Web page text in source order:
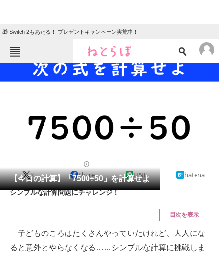
🎁 Switch 2もあたる！ プレゼントキャンペーン実施中！
ねとらぼメニュー
TOP ニュース
地域
教育・育児
会員記事
ITの今と未来を見通す
【今日の計算】「7500÷50」を計算せよ
X Share LINE hatena
シンプルな計算問題にチャレンジ！
目次を表示
子どものころはたくさんやっていたけれど、大人にな
ると意外とやらなくなる……シンプルな計算に挑戦しま